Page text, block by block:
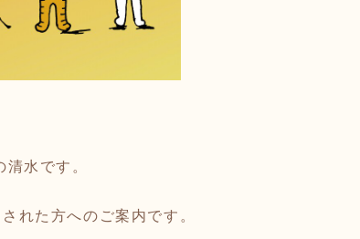
水です。
れた方へのご案内です。